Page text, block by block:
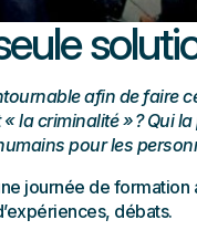
afin de faire
la criminalité » ? Qui
pour les
journée de formation
débats.